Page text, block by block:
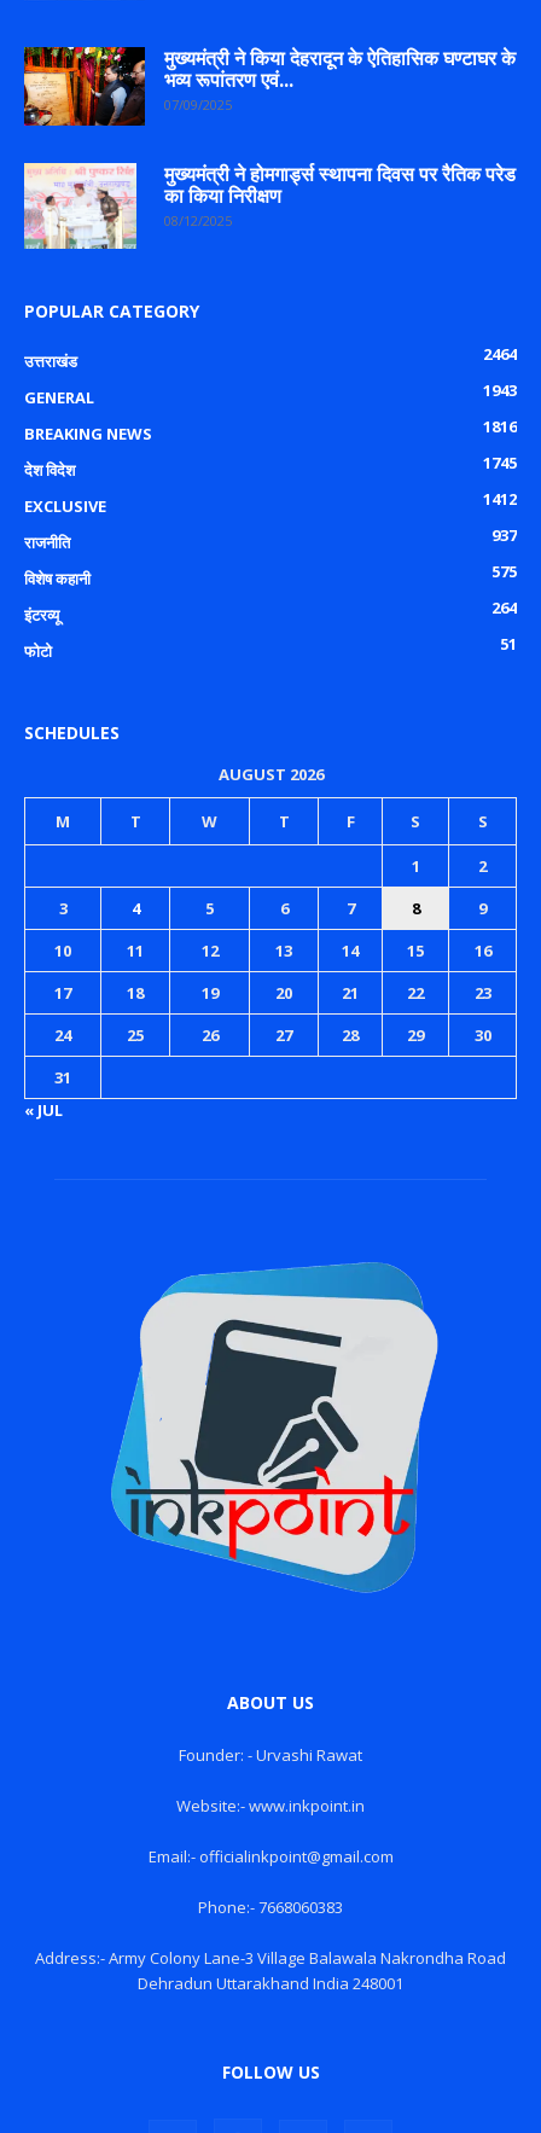
मुख्यमंत्री ने किया देहरादून के ऐतिहासिक घण्टाघर के
भव्य रूपांतरण एवं...
07/09/2025
मुख्यमंत्री ने होमगार्ड्स स्थापना दिवस पर रैतिक परेड
का किया निरीक्षण
08/12/2025
POPULAR CATEGORY
उत्तराखंड
2464
GENERAL
1943
BREAKING NEWS
1816
देश विदेश
1745
EXCLUSIVE
1412
राजनीति
937
विशेष कहानी
575
इंटरव्यू
264
फोटो
51
SCHEDULES
AUGUST 2026
M T W T F S S
1
2
3
4 5 6 7 8
9
10
11 12 13 14 15
16
17
18 19 20 21 22
23
24
25 26 27 28 29
30
31
« JUL
ABOUT US
Founder: - Urvashi Rawat
Website:- www.inkpoint.in
Email:- officialinkpoint@gmail.com
Phone:- 7668060383
Address:- Army Colony Lane-3 Village Balawala Nakrondha Road
Dehradun Uttarakhand India 248001
FOLLOW US